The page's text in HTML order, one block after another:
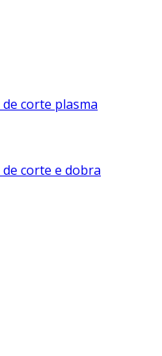
corte plasma
corte e dobra